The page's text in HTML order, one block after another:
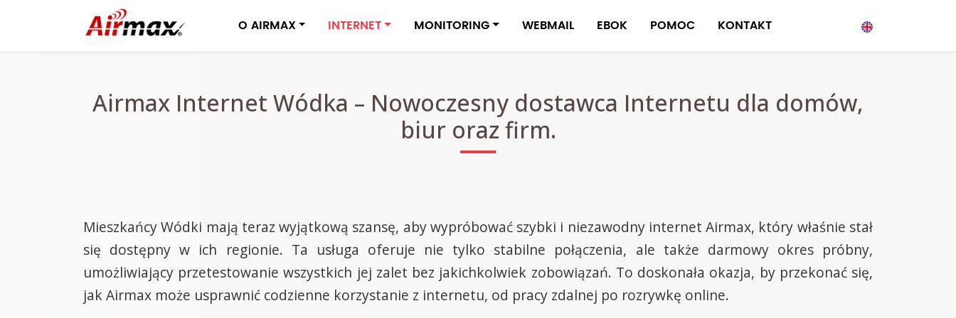
O AIRMAX INTERNET MONITORING WEBMAIL EBOK POMOC KONTAKT
Airmax Internet Wódka – Nowoczesny dostawca Internetu dla domów,
biur oraz firm.
Mieszkańcy Wódki mają teraz wyjątkową szansę, aby wypróbować szybki i niezawodny internet Airmax, który właśnie stał
się dostępny w ich regionie. Ta usługa oferuje nie tylko stabilne połączenia, ale także darmowy okres próbny,
umożliwiający przetestowanie wszystkich jej zalet bez jakichkolwiek zobowiązań. To doskonała okazja, by przekonać się,
jak Airmax może usprawnić codzienne korzystanie z internetu, od pracy zdalnej po rozrywkę online.